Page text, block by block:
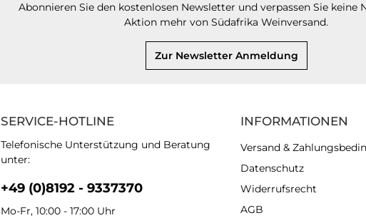
Abonnieren Sie den kostenlosen Newsletter und verpassen Sie keine
Aktion mehr von Südafrika Weinversand.
Zur Newsletter Anmeldung
SERVICE-HOTLINE
Telefonische Unterstützung und Beratung
unter:
+49 (0)8192 - 9337370
Mo-Fr, 10:00 - 17:00 Uhr
INFORMATIONEN
Versand &
Datenschutz
Widerrufsrecht
AGB